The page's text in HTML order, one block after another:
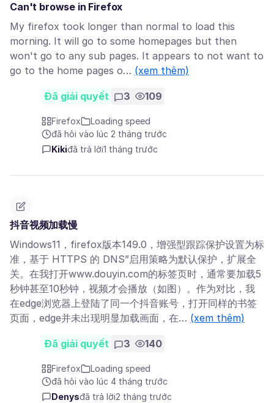
Can't browse in Firefox
My firefox took longer than normal to load this
morning. It will go to some homepages but then
won't go to any sub pages. It appears to not want to
go to the home pages o… (xem thêm)
Đã giải quyết 3 109
Firefox
Loading speed
đã hỏi vào lúc 2 tháng trước
Kikiđã trả lời1 tháng trước
抖音视频加载慢
Windows11，firefox版本149.0，增强型跟踪保护设置为标
准，基于 HTTPS 的 DNS”启用策略为默认保护，扩展全
关。在我打开www.douyin.com的标签页时，通常要加载5
秒钟甚至10秒钟，视频才会播放（如图）。作为对比，我
在edge浏览器上登陆了同一个抖音账号，打开同样的书签
页面，edge并未出现明显加载画面，在… (xem thêm)
Đã giải quyết 3 140
Firefox
Loading speed
đã hỏi vào lúc 4 tháng trước
Denysđã trả lời2 tháng trước